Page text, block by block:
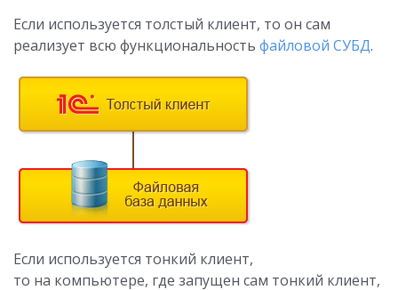
Если используется толстый клиент, то он сам
реализует всю функциональность файловой СУБД.
Если используется тонкий клиент,
то на компьютере, где запущен сам тонкий клиент,